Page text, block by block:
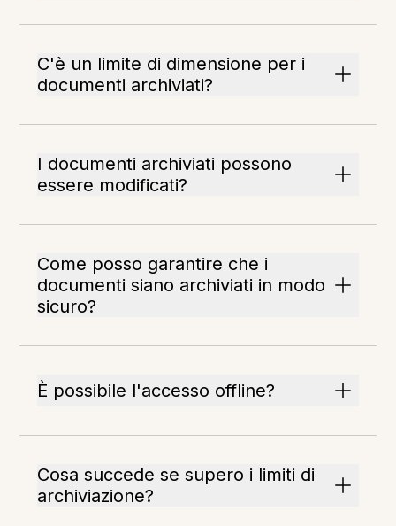
C'è un limite di dimensione per i
documenti archiviati?
I documenti archiviati possono
essere modificati?
Come posso garantire che i
documenti siano archiviati in modo
sicuro?
È possibile l'accesso offline?
Cosa succede se supero i limiti di
archiviazione?